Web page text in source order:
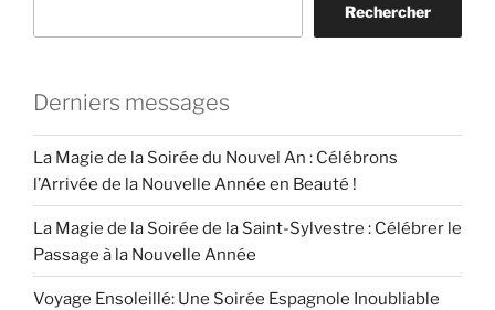
Rechercher
Derniers messages
La Magie de la Soirée du Nouvel An : Célébrons
l’Arrivée de la Nouvelle Année en Beauté !
La Magie de la Soirée de la Saint-Sylvestre : Célébrer le
Passage à la Nouvelle Année
Voyage Ensoleillé: Une Soirée Espagnole Inoubliable